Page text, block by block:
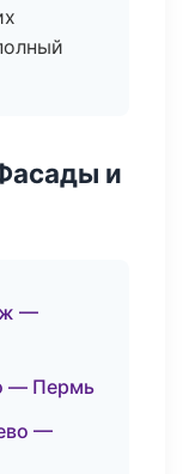
и
—
— Пермь
—